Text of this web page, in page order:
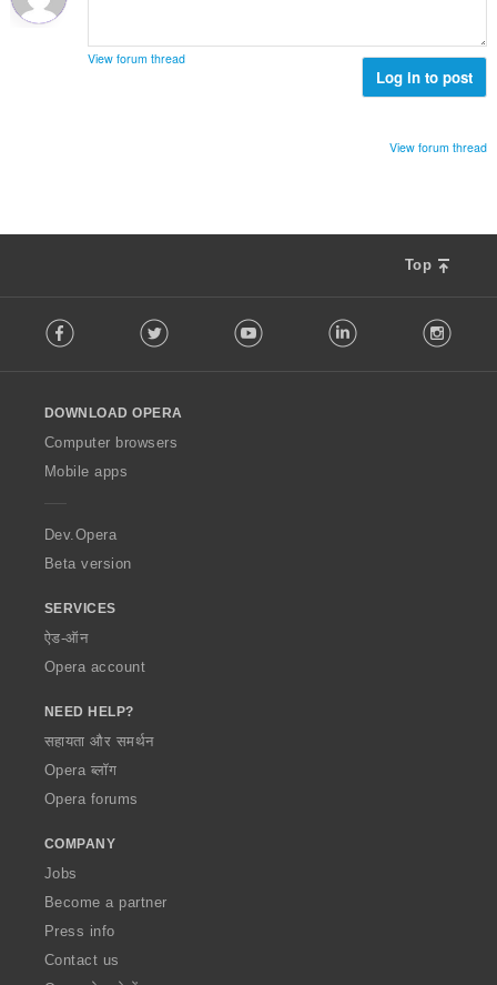
View forum thread
Log in to post
View forum thread
Top
o
w
O
p
a
Facebook Twitter Youtube LinkedIn
DOWNLOAD OPERA
Computer browsers
Mobile apps
Dev.Opera
Beta version
SERVICES
ऐड-ऑन
Opera account
NEED HELP?
सहायता और समर्थन
Opera ब्लॉग
Opera forums
COMPANY
Jobs
Become a partner
Press info
Contact us